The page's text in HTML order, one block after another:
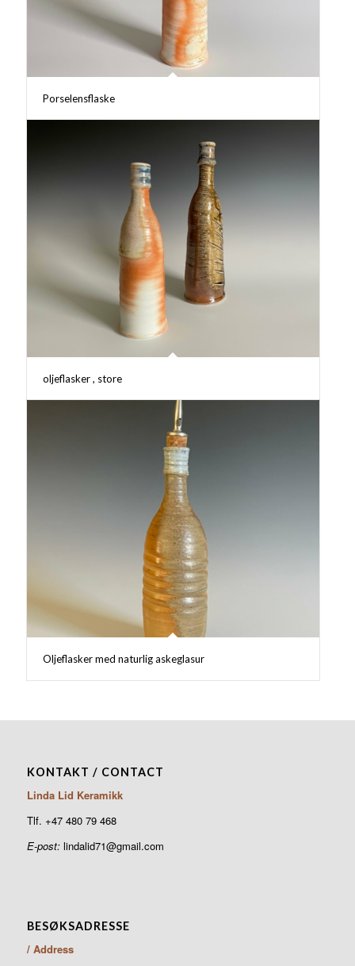
Porselensflaske
oljeflasker , store
Oljeflasker med naturlig askeglasur
KONTAKT / CONTACT
Linda Lid Keramikk
Tlf. +47 480 79 468
E-post:lindalid71@gmail.com
BESØKSADRESSE
/ Address